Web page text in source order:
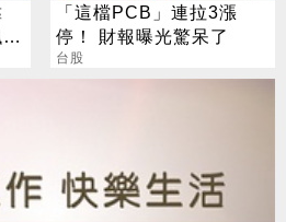
2
「這檔PCB」連拉3漲
停！ 財報曝光驚呆了
台股